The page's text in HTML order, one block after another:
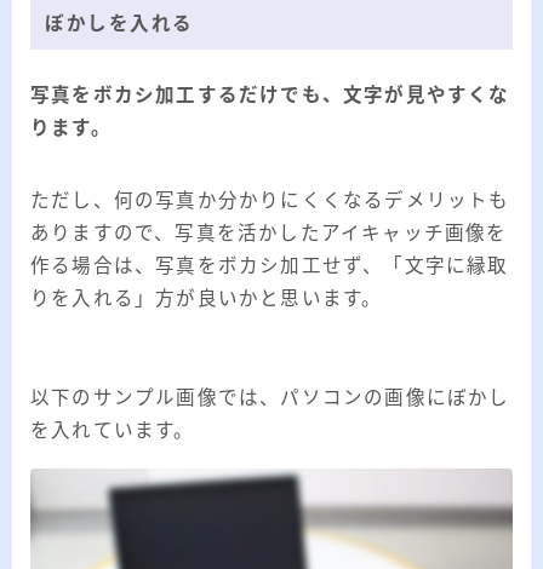
ぼかしを入れる
写真をボカシ加工するだけでも、文字が見やすくな
ります。
ただし、何の写真か分かりにくくなるデメリットも
ありますので、写真を活かしたアイキャッチ画像を
作る場合は、写真をボカシ加工せず、「文字に縁取
りを入れる」方が良いかと思います。
以下のサンプル画像では、パソコンの画像にぼかし
を入れています。